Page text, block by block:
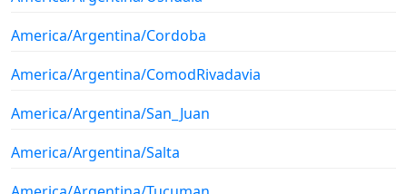
America/Argentina/Cordoba
America/Argentina/ComodRivadavia
America/Argentina/San_Juan
America/Argentina/Salta